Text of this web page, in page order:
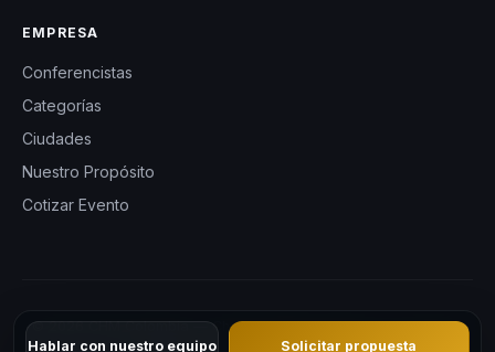
Hablar con nuestro equipo Solicitar propuesta
EMPRESA
Conferencistas
Categorías
Ciudades
Nuestro Propósito
Cotizar Evento
© 2026 CHM Colombia — Charlas Motivacionales en Colombia.
Todos los derechos reservados.